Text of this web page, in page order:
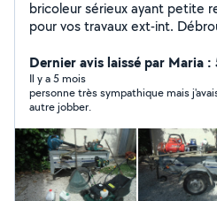
bricoleur sérieux ayant petite
pour vos travaux ext-int. Débroussaillage, taille haie,
enlèvement déchets verts
Dernier avis laissé par Maria :
Il y a 5 mois
personne très sympathique mais
autre jobber.